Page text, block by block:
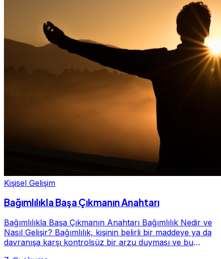
Kişisel Gelişim
Bağımlılıkla Başa Çıkmanın Anahtarı
Bağımlılıkla Başa Çıkmanın Anahtarı Bağımlılık Nedir ve
Nasıl Gelişir? Bağımlılık, kişinin belirli bir maddeye ya da
davranışa karşı kontrolsüz bir arzu duyması ve bu